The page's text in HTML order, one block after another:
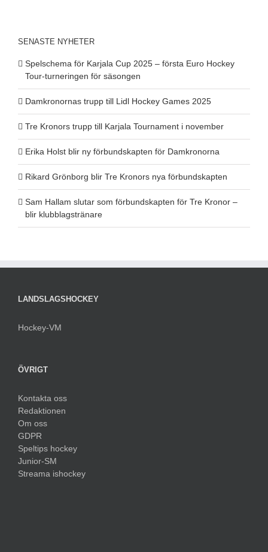
SENASTE NYHETER
Spelschema för Karjala Cup 2025 – första Euro Hockey
Tour-turneringen för säsongen
Damkronornas trupp till Lidl Hockey Games 2025
Tre Kronors trupp till Karjala Tournament i november
Erika Holst blir ny förbundskapten för Damkronorna
Rikard Grönborg blir Tre Kronors nya förbundskapten
Sam Hallam slutar som förbundskapten för Tre Kronor –
blir klubblagstränare
LANDSLAGSHOCKEY
Hockey-VM
ÖVRIGT
Kontakta oss
Redaktionen
Om oss
GDPR
Speltips hockey
Junior-SM
Streama ishockey